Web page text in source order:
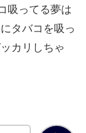
吸ってる夢は
タバコを吸っ
カリしちゃ